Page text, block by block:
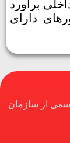
داخلی برآورد
دارای
از سازمان